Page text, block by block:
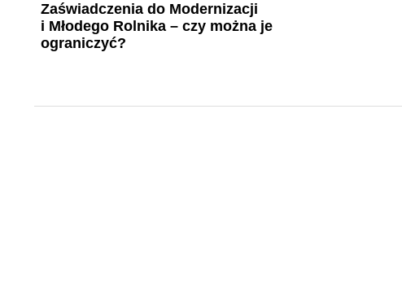
Zaświadczenia do Modernizacji
i Młodego Rolnika – czy można je
ograniczyć?